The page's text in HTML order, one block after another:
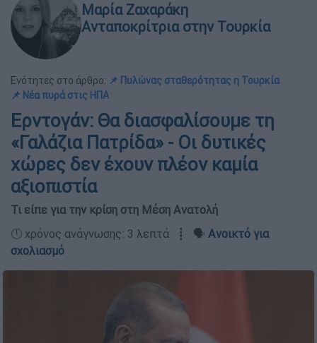
Μαρία Ζαχαράκη
Ανταποκρίτρια στην Τουρκία
Ενότητες στο άρθρο: 📌 Πυλώνας σταθερότητας η Τουρκία
📌 Νέα πυρά στις ΗΠΑ
Ερντογάν: Θα διασφαλίσουμε τη
«Γαλάζια Πατρίδα» - Οι δυτικές
χώρες δεν έχουν πλέον καμία
αξιοπιστία
Τι είπε για την κρίση στη Μέση Ανατολή
🕛 χρόνος ανάγνωσης: 3 λεπτά ┋ 🗣️ Ανοικτό για
σχολιασμό